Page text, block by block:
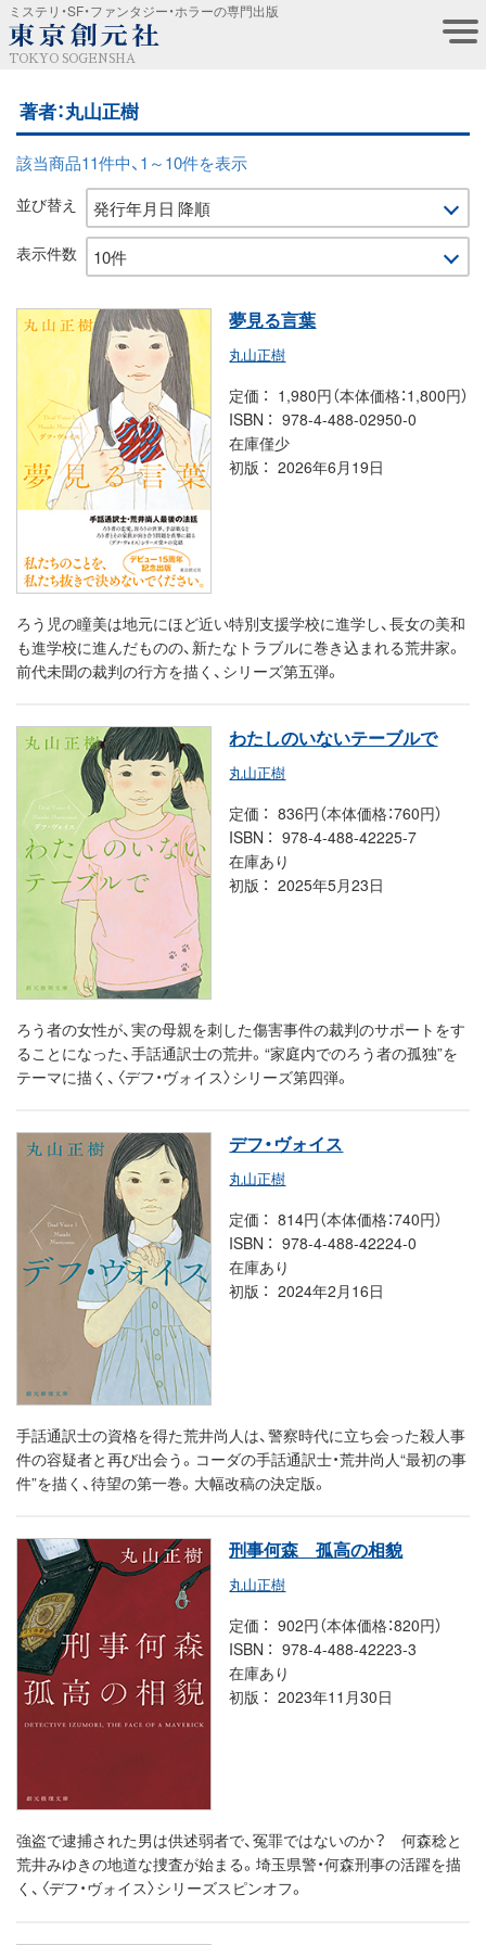
ミステリ・SF・ファンタジー・ホラーの専門出版
TOKYO SOGENSHA
著者：丸山正樹
該当商品11件中、1～10件を表示
並び替え
表示件数
夢見る言葉
丸山正樹
定価
1,980円（本体価格：1,800円）
ISBN
978-4-488-02950-0
在庫僅少
初版
2026年6月19日
ろう児の瞳美は地元にほど近い特別支援学校に進学し、長女の美和
も進学校に進んだものの、新たなトラブルに巻き込まれる荒井家。
前代未聞の裁判の行方を描く、シリーズ第五弾。
わたしのいないテーブルで
丸山正樹
定価
836円（本体価格：760円）
ISBN
978-4-488-42225-7
在庫あり
初版
2025年5月23日
ろう者の女性が、実の母親を刺した傷害事件の裁判のサポートをす
ることになった、手話通訳士の荒井。“家庭内でのろう者の孤独”を
テーマに描く、〈デフ・ヴォイス〉シリーズ第四弾。
デフ・ヴォイス
丸山正樹
定価
814円（本体価格：740円）
ISBN
978-4-488-42224-0
在庫あり
初版
2024年2月16日
手話通訳士の資格を得た荒井尚人は、警察時代に立ち会った殺人事
件の容疑者と再び出会う。コーダの手話通訳士・荒井尚人“最初の事
件”を描く、待望の第一巻。大幅改稿の決定版。
刑事何森 孤高の相貌
丸山正樹
定価
902円（本体価格：820円）
ISBN
978-4-488-42223-3
在庫あり
初版
2023年11月30日
強盗で逮捕された男は供述弱者で、冤罪ではないのか？ 何森稔と
荒井みゆきの地道な捜査が始まる。埼玉県警・何森刑事の活躍を描
く、〈デフ・ヴォイス〉シリーズスピンオフ。